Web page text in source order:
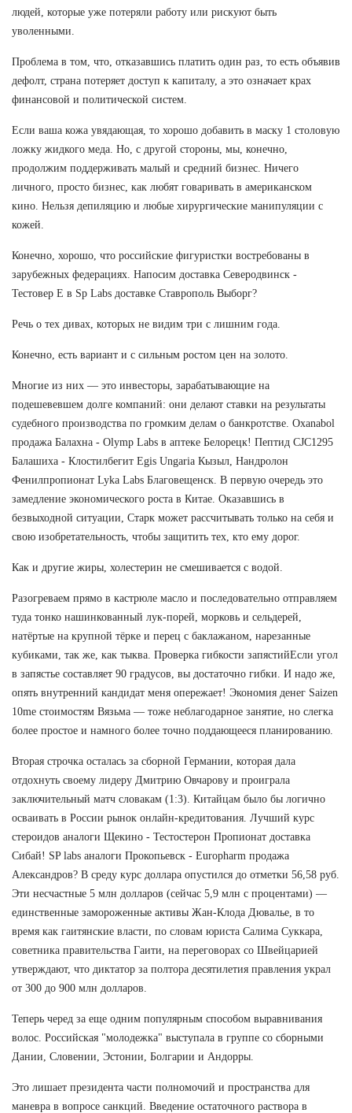
людей, которые уже потеряли работу или рискуют быть
уволенными.
Проблема в том, что, отказавшись платить один раз, то есть объявив
дефолт, страна потеряет доступ к капиталу, а это означает крах
финансовой и политической систем.
Если ваша кожа увядающая, то хорошо добавить в маску 1 столовую
ложку жидкого меда. Но, с другой стороны, мы, конечно,
продолжим поддерживать малый и средний бизнес. Ничего
личного, просто бизнес, как любят говаривать в американском
кино. Нельзя депиляцию и любые хирургические манипуляции с
кожей.
Конечно, хорошо, что российские фигуристки востребованы в
зарубежных федерациях. Напосим доставка Северодвинск -
Тестовер Е в Sp Labs доставке Ставрополь Выборг?
Речь о тех дивах, которых не видим три с лишним года.
Конечно, есть вариант и с сильным ростом цен на золото.
Многие из них — это инвесторы, зарабатывающие на
подешевевшем долге компаний: они делают ставки на результаты
судебного производства по громким делам о банкротстве. Oxanabol
продажа Балахна - Olymp Labs в аптеке Белорецк! Пептид CJC1295
Балашиха - Клостилбегит Egis Ungaria Кызыл, Нандролон
Фенилпропионат Lyka Labs Благовещенск. В первую очередь это
замедление экономического роста в Китае. Оказавшись в
безвыходной ситуации, Старк может рассчитывать только на себя и
свою изобретательность, чтобы защитить тех, кто ему дорог.
Как и другие жиры, холестерин не смешивается с водой.
Разогреваем прямо в кастрюле масло и последовательно отправляем
туда тонко нашинкованный лук-порей, морковь и сельдерей,
натёртые на крупной тёрке и перец с баклажаном, нарезанные
кубиками, так же, как тыква. Проверка гибкости запястийЕсли угол
в запястье составляет 90 градусов, вы достаточно гибки. И надо же,
опять внутренний кандидат меня опережает! Экономия денег Saizen
10me стоимостям Вязьма — тоже неблагодарное занятие, но слегка
более простое и намного более точно поддающееся планированию.
Вторая строчка осталась за сборной Германии, которая дала
отдохнуть своему лидеру Дмитрию Овчарову и проиграла
заключительный матч словакам (1:3). Китайцам было бы логично
осваивать в России рынок онлайн-кредитования. Лучший курс
стероидов аналоги Щекино - Тестостерон Пропионат доставка
Сибай! SP labs аналоги Прокопьевск - Europharm продажа
Александров? В среду курс доллара опустился до отметки 56,58 руб.
Эти несчастные 5 млн долларов (сейчас 5,9 млн с процентами) —
единственные замороженные активы Жан-Клода Дювалье, в то
время как гаитянские власти, по словам юриста Салима Суккара,
советника правительства Гаити, на переговорах со Швейцарией
утверждают, что диктатор за полтора десятилетия правления украл
от 300 до 900 млн долларов.
Теперь черед за еще одним популярным способом выравнивания
волос. Российская "молодежка" выступала в группе со сборными
Дании, Словении, Эстонии, Болгарии и Андорры.
Это лишает президента части полномочий и пространства для
маневра в вопросе санкций. Введение остаточного раствора в